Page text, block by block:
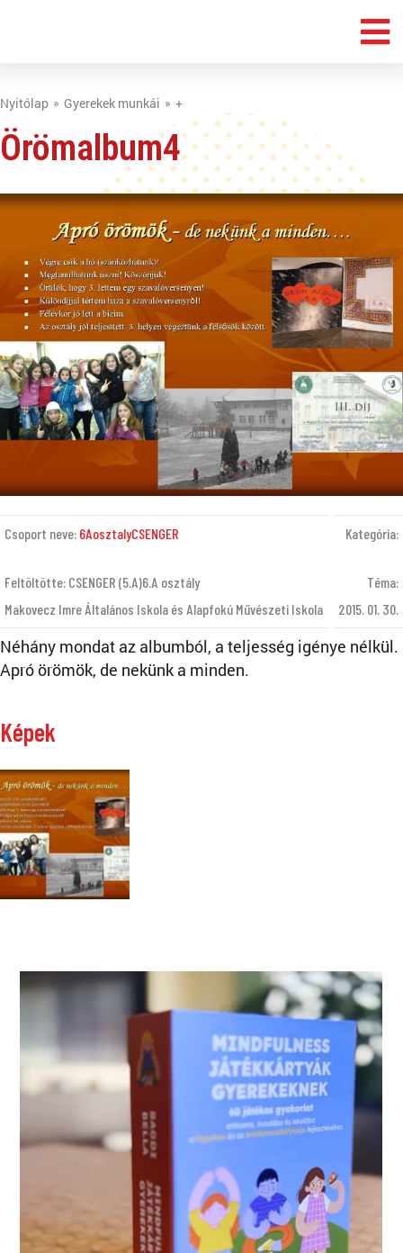
Nyitólap Gyerekek munkái +
Örömalbum4
Csoport neve: 6AosztalyCSENGER
Feltöltötte: CSENGER (5.A)6.A osztály
Makovecz Imre Általános Iskola és Alapfokú Művészeti Iskola
Kategória:
Téma:
2015. 01. 30.
Néhány mondat az albumból, a teljesség igénye nélkül.
Apró örömök, de nekünk a minden.
Képek